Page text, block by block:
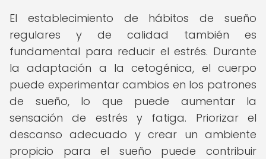
El establecimiento de hábitos de sueño
regulares y de calidad también es
fundamental para reducir el estrés. Durante
la adaptación a la cetogénica, el cuerpo
puede experimentar cambios en los patrones
de sueño, lo que puede aumentar la
sensación de estrés y fatiga. Priorizar el
descanso adecuado y crear un ambiente
propicio para el sueño puede contribuir